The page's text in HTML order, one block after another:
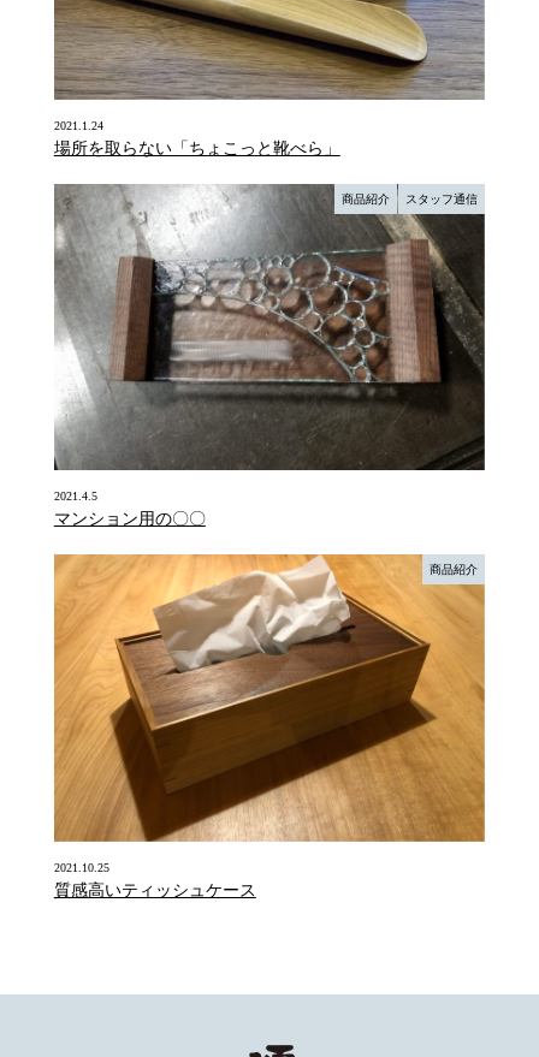
2021.1.24
場所を取らない「ちょこっと靴べら」
商品紹介 スタッフ通信
2021.4.5
マンション用の〇〇
商品紹介
2021.10.25
質感高いティッシュケース